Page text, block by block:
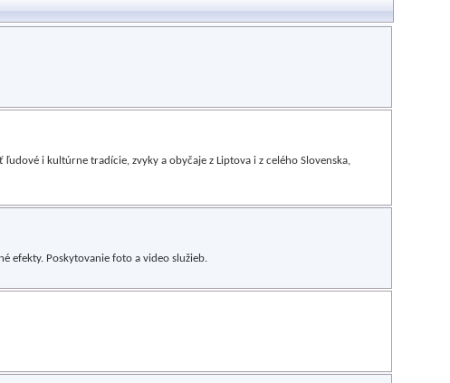
i kultúrne tradície, zvyky a obyčaje z Liptova i z celého Slovenska,
efekty. Poskytovanie foto a video služieb.